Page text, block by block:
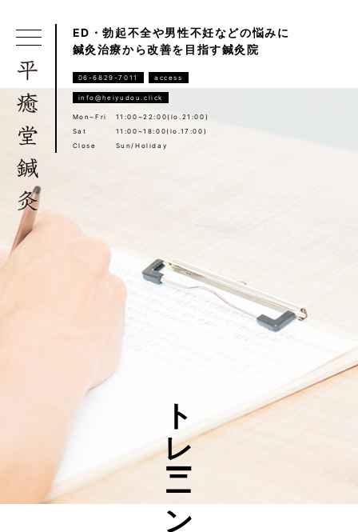
ED・勃起不全や男性不妊などの悩みに
鍼灸治療から改善を目指す鍼灸院
06-6829-7011 access
info@heiyudou.click
Mon~Fri
11:00~22:00(lo.21:00)
Sat
11:00~18:00(lo.17:00)
Close
Sun/Holiday
トレーニング